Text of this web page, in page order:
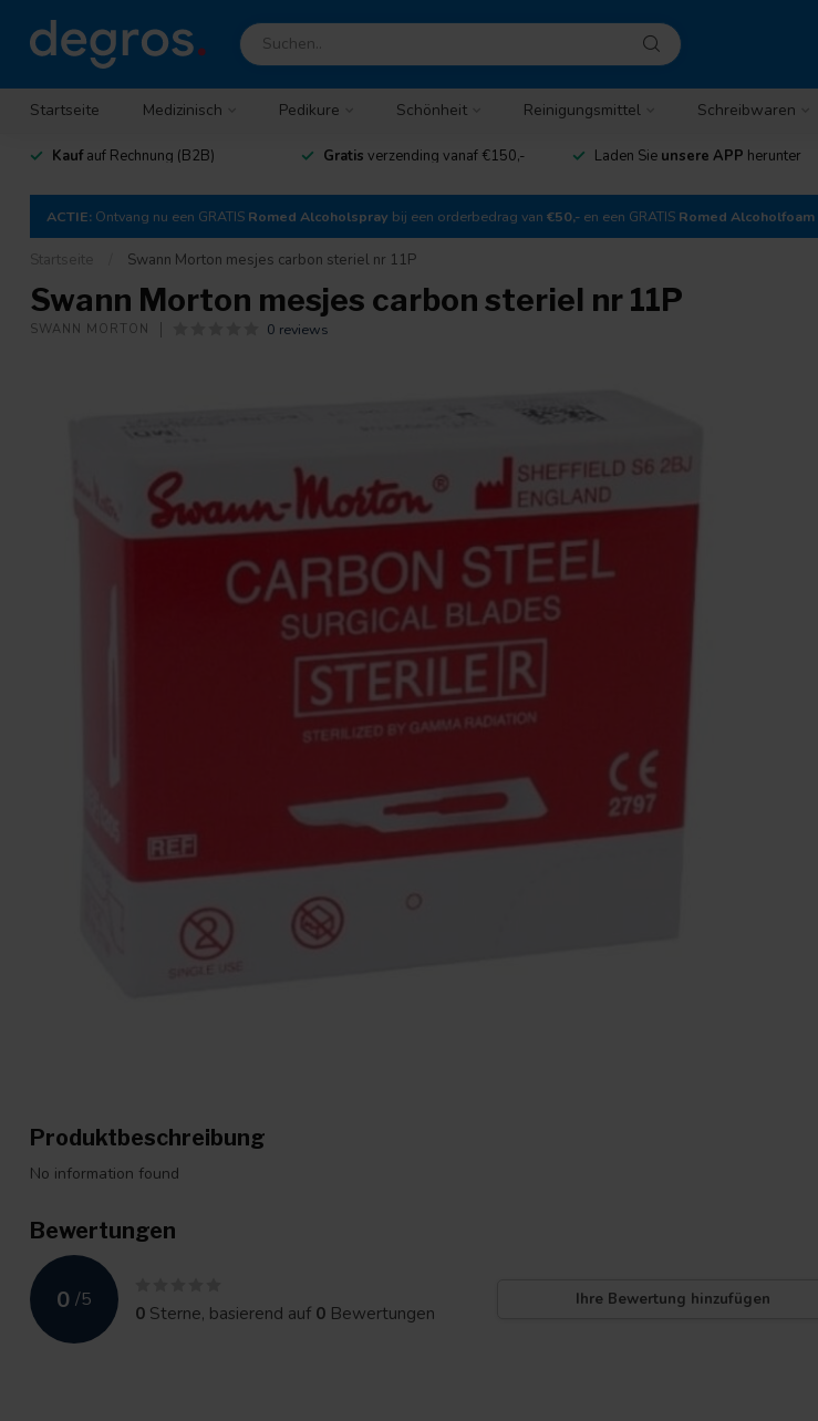
Startseite Medizinisch Pedikure Schönheit Reinigungsmittel Schreibwaren
Kaufauf Rechnung (B2B) Gratis verzending vanaf €150,- Laden Sie unsere APP herunter
ACTIE: Ontvang nu een GRATIS Romed Alcoholspray bij een orderbedrag van €50,- en een GRATIS Romed Alcoholfoam
Startseite Swann Morton mesjes carbon steriel nr 11P
Swann Morton mesjes carbon steriel nr 11P
SWANN MORTON 0 reviews
Produktbeschreibung
No information found
Bewertungen
0 /5
0 Sterne, basierend auf 0 Bewertungen
Ihre Bewertung hinzufügen